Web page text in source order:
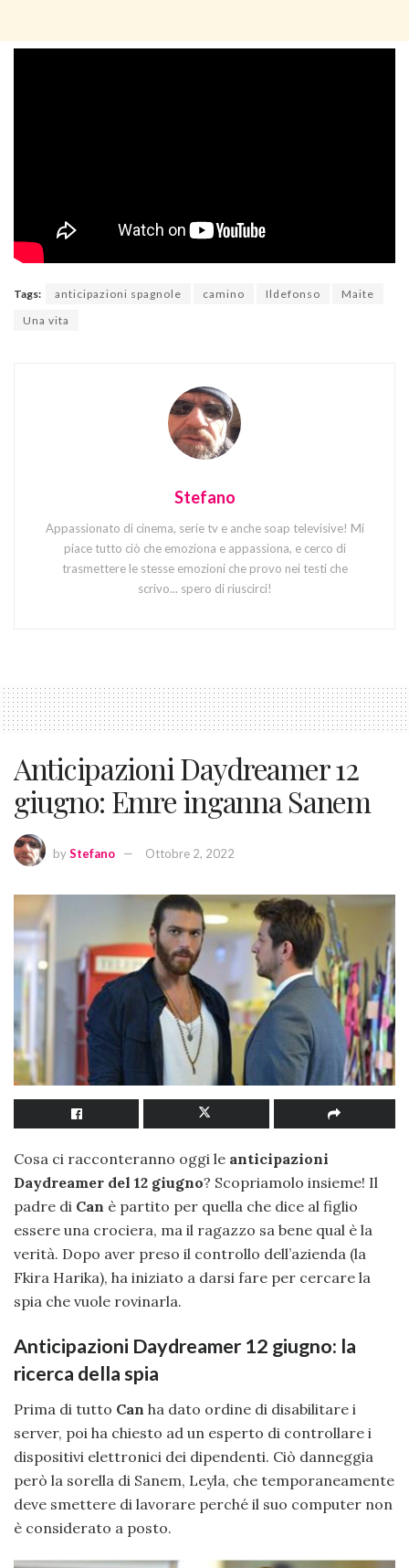
Tags: anticipazioni spagnole camino Ildefonso
Maite
Una vita
Stefano
Appassionato di cinema, serie tv e anche soap televisive! Mi
piace tutto ciò che emoziona e appassiona, e cerco di
trasmettere le stesse emozioni che provo nei testi che
scrivo... spero di riuscirci!
Anticipazioni Daydreamer 12
giugno: Emre inganna Sanem
byStefano Ottobre 2, 2022
Cosa ci racconteranno oggi le anticipazioni
Daydreamer del 12 giugno? Scopriamolo insieme! Il
padre di Can è partito per quella che dice al figlio
essere una crociera, ma il ragazzo sa bene qual è la
verità. Dopo aver preso il controllo dell’azienda (la
Fkira Harika), ha iniziato a darsi fare per cercare la
spia che vuole rovinarla.
Anticipazioni Daydreamer 12 giugno: la
ricerca della spia
Prima di tutto Can ha dato ordine di disabilitare i
server, poi ha chiesto ad un esperto di controllare i
dispositivi elettronici dei dipendenti. Ciò danneggia
però la sorella di Sanem, Leyla, che temporaneamente
deve smettere di lavorare perché il suo computer non
è considerato a posto.